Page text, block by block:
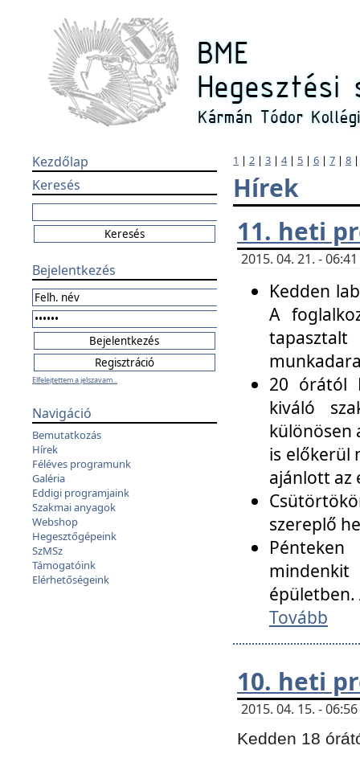
Kezdőlap
Keresés
Bejelentkezés
Elfelejtettem a jelszavam...
Navigáció
Bemutatkozás
Hírek
Féléves programunk
Galéria
Eddigi programjaink
Szakmai anyagok
Webshop
Hegesztőgépeink
SzMSz
Támogatóink
Elérhetőségeink
1 | 2 | 3 | 4| 5 | 6 | 7 | 8
Hírek
11. heti
2015. 04. 21. -
Kedden
A
20 órától
kiváló
különösen
is előkerül
ajánlott az
szereplő
épületben.
Tovább
10. heti
2015. 04. 15. -
Kedden 18